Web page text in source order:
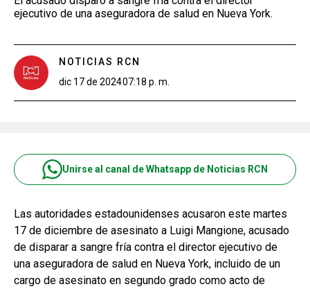
ejecutivo de una aseguradora de salud en Nueva York.
NOTICIAS RCN
dic 17 de 202407:18 p. m.
Unirse al canal de Whatsapp de Noticias RCN
Las autoridades estadounidenses acusaron este martes
17 de diciembre de asesinato a Luigi Mangione, acusado
de disparar a sangre fría contra el director ejecutivo de
una aseguradora de salud en Nueva York, incluido de un
cargo de asesinato en segundo grado como acto de